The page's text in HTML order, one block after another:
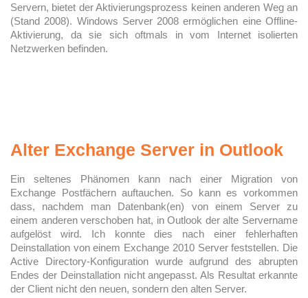
Servern, bietet der Aktivierungsprozess keinen anderen Weg an
(Stand 2008). Windows Server 2008 ermöglichen eine Offline-
Aktivierung, da sie sich oftmals in vom Internet isolierten
Netzwerken befinden.
Alter Exchange Server in Outlook
Ein seltenes Phänomen kann nach einer Migration von
Exchange Postfächern auftauchen. So kann es vorkommen
dass, nachdem man Datenbank(en) von einem Server zu
einem anderen verschoben hat, in Outlook der alte Servername
aufgelöst wird. Ich konnte dies nach einer fehlerhaften
Deinstallation von einem Exchange 2010 Server feststellen. Die
Active Directory-Konfiguration wurde aufgrund des abrupten
Endes der Deinstallation nicht angepasst. Als Resultat erkannte
der Client nicht den neuen, sondern den alten Server.